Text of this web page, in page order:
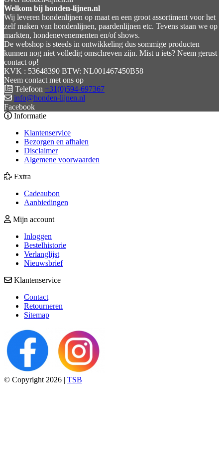
Welkom bij honden-lijnen.nl
Wij leveren hondenlijnen op maat en een groot assortiment voor het
zelf maken van hondenlijnen, paardenlijnen etc. Tevens staan we op
markten, hondenevenementen en/of shows.
De webshop is steeds in ontwikkeling dus sommige producten
kunnen nog niet volledig omschreven zijn. Mist u iets? Neem gerust
contact op!
KVK : 53648390 BTW: NL001467450B58
Neem contact met ons op
Telefoon +31(0)594-697367
info@honden-lijnen.nl
Facebook
Informatie
Klantenservice
Bezorgen en afhalen
Disclaimer
Algemene voorwaarden
Extra
Cadeaubon
Aanbiedingen
Mijn account
Inloggen
Bestelhistorie
Verlanglijst
Nieuwsbrief
Klantenservice
Contact
Retourneren
Sitemap
© Copyright 2026 | TSB